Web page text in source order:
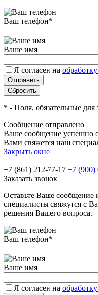
Ваш телефон*
Ваше имя
Я согласен на
* - Поля, обязательные для
Сообщение отправлено
Ваше сообщение успешно
Вами свяжется наш
Закрыть окно
+7 (861) 212-77-17 +7 (900)
Заказать звонок
Оставьте Ваше сообщение
специалисты свяжутся с
решения Вашего вопроса.
Ваш телефон*
Ваше имя
Я согласен на